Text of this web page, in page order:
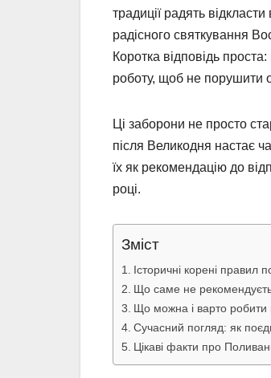
традиції радять
радісного святкування
Коротка відповідь
роботу, щоб не порушити
Ці заборони не просто
після Великодня настає
їх як рекомендацію до
році.
Зміст
Історичні корені правил
Що саме не
Що можна і варто робити
Сучасний погляд: як
Цікаві факти про